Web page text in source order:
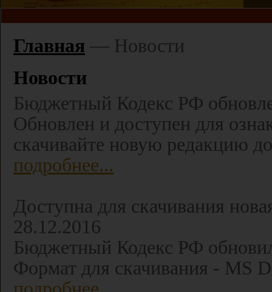
Главная — Новости
Новости
Бюджетный Кодекс РФ
Обновлен и доступен для
скачивайте новую редакцию
подробнее...
Доступна для скачивания
28.12.2016
Бюджетный Кодекс РФ
Формат для скачивания - MS